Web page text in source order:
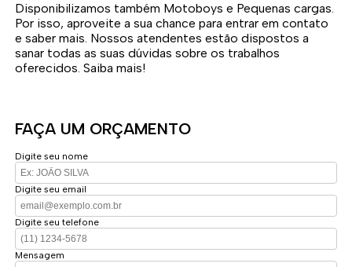
Disponibilizamos também Motoboys e Pequenas cargas.
Por isso, aproveite a sua chance para entrar em contato
e saber mais. Nossos atendentes estão dispostos a
sanar todas as suas dúvidas sobre os trabalhos
oferecidos. Saiba mais!
FAÇA UM ORÇAMENTO
Digite seu nome
Digite seu email
Digite seu telefone
Mensagem